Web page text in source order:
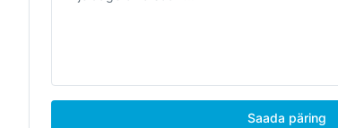
Saada päring